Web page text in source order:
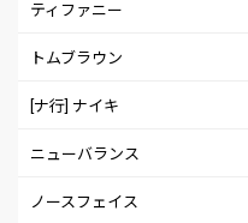
ティファニー
トムブラウン
[ナ行] ナイキ
ニューバランス
ノースフェイス